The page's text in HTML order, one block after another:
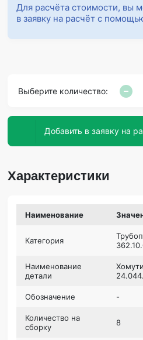
Для расчёта стоимости, вы
в заявку на расчёт с
Выберите количество:
Характеристики
Наименование
Категория
Наименование
детали
Обозначение -
Количество на
сборку
8